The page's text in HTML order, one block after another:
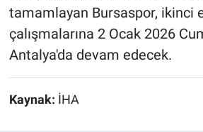
tamamlayan Bursaspor, ikinci
çalışmalarına 2 Ocak 2026
Antalya'da devam edecek.
Kaynak: İHA